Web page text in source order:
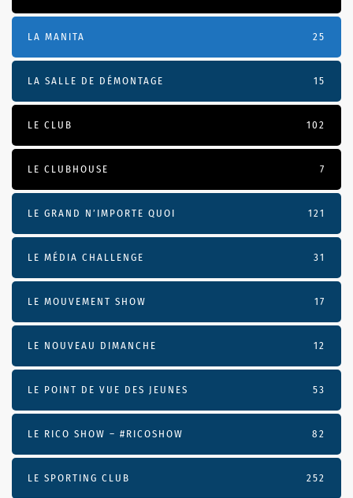
LA MANITA 25
LA SALLE DE DÉMONTAGE 15
LE CLUB 102
LE CLUBHOUSE 7
LE GRAND N’IMPORTE QUOI 121
LE MÉDIA CHALLENGE 31
LE MOUVEMENT SHOW 17
LE NOUVEAU DIMANCHE 12
LE POINT DE VUE DES JEUNES 53
LE RICO SHOW – #RICOSHOW 82
LE SPORTING CLUB 252